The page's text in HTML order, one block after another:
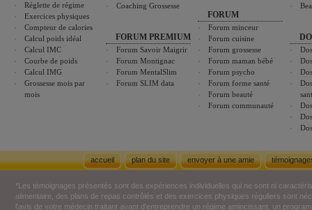
Réglette de régime
Exercices physiques
Compteur de calories
Calcul poids idéal
Calcul IMC
Courbe de poids
Calcul IMG
Grossesse mois par
mois
Coaching Grossesse
FORUM PREMIUM
Forum Savoir Maigrir
Forum Montignac
Forum MentalSlim
Forum SLIM data
FORUM
Forum minceur
Forum cuisine
Forum grossesse
Forum maman bébé
Forum psycho
Forum forme santé
Forum beauté
Forum communauté
accueil plan du site envoyer à une amie
*Les témoignages présentés sont des expériences individuelles qui ne sont ni
alimentaire, des plans de repas contrôlés et des exercices physiques réguliers sont
l'avis de votre médecin traitant avant d'entreprendre un régime amincissant, un